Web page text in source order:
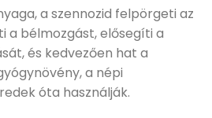
a szennozid felpörgeti az
a bélmozgást, elősegíti a
és kedvezően hat a
a népi
óta használják.